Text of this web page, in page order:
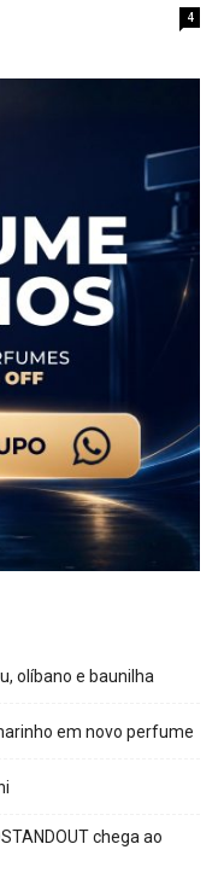
4
olíbano e baunilha
em novo perfume
chega ao